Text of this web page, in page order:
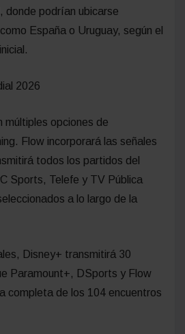
donde podrían ubicarse
España o Uruguay, según el
2026
múltiples opciones de
Flow incorporará las señales
todos los partidos del
Sports, Telefe y TV Pública
a lo largo de la
Disney+ transmitirá 30
Paramount+, DSports y Flow
completa de los 104 encuentros